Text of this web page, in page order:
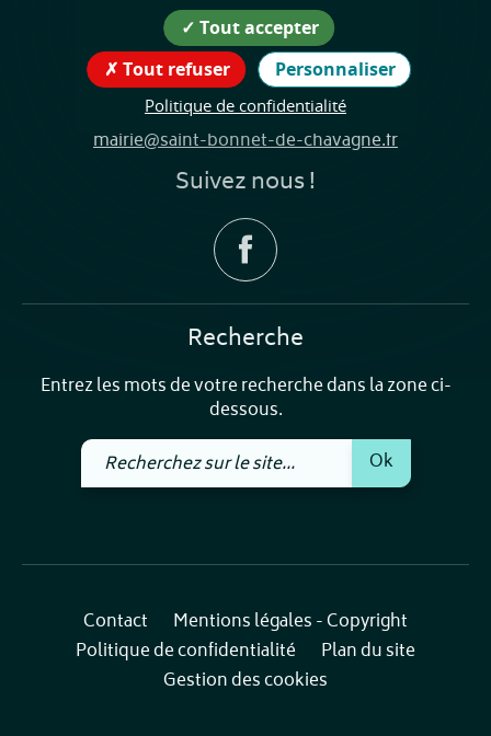
50 Rue du Marquis de la Porte
38840 Saint-Bonnet-de-Chavagne
04.76.38.50.68
mairie@saint-bonnet-de-chavagne.fr
Suivez nous !
Recherche
Entrez les mots de votre recherche dans la zone ci-
dessous.
Recherchez
sur
Ok
Contact
Mentions légales - Copyright
Politique de confidentialité
Plan du site
Gestion des cookies
Tout accepter
Tout refuser
Personnaliser
Politique de confidentialité